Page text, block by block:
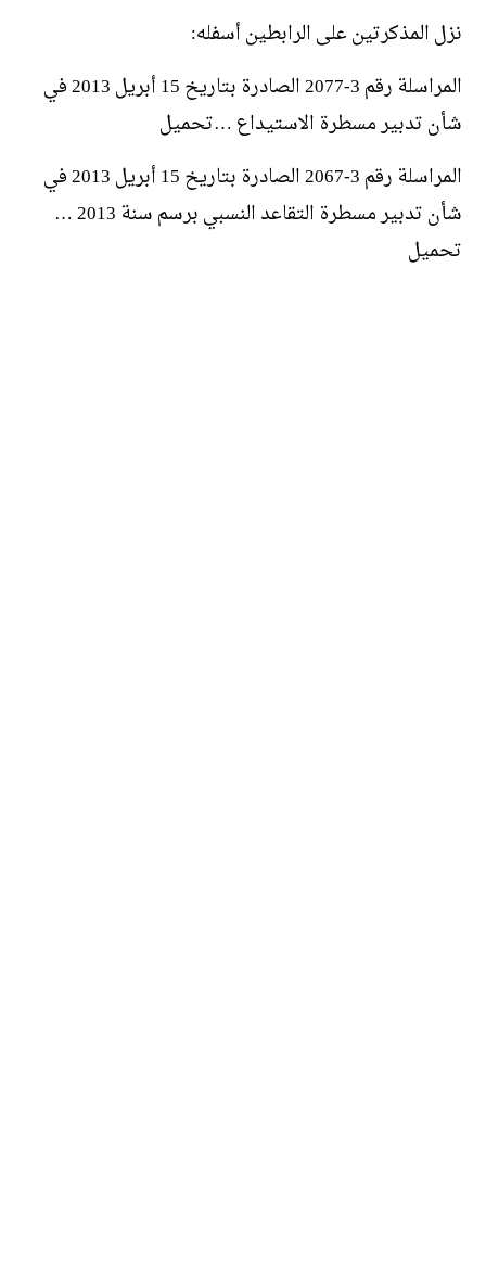
نزل المذكرتين على الرابطين أسفله:
المراسلة رقم 3-2077 الصادرة بتاريخ 15 أبريل 2013 في
شأن تدبير مسطرة الاستيداع …تحميل
المراسلة رقم 3-2067 الصادرة بتاريخ 15 أبريل 2013 في
شأن تدبير مسطرة التقاعد النسبي برسم سنة 2013 …
تحميل